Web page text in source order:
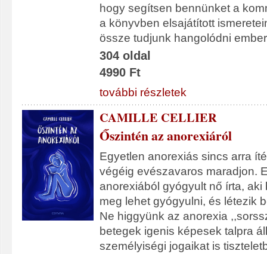
hogy segítsen bennünket a
a könyvben elsajátított
össze tudjunk hangolódni
304 oldal
4990 Ft
további részletek
CAMILLE CELLIER
Őszintén az anorexiáról
Egyetlen anorexiás sincs arra
végéig evészavaros maradjon.
anorexiából gyógyult nő írta, aki
meg lehet gyógyulni, és létezik
Ne higgyünk az anorexia
betegek igenis képesek talpra
személyiségi jogaikat is